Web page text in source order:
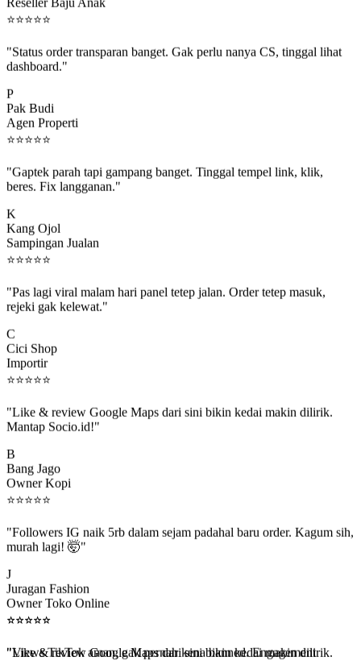
⭐⭐⭐⭐⭐
dashboard."
Pak Budi
Agen Properti
⭐⭐⭐⭐ ⭐
beres. Fix langganan."
Kang Ojol
Sampingan Jualan
⭐⭐⭐⭐⭐
rejeki gak kelewat."
Cici Shop
Importir
⭐⭐⭐⭐⭐
Mantap Socio.id!"
Bang Jago
Owner Kopi
⭐⭐⭐⭐ ⭐
murah lagi! 🤯"
Juragan Fashion
Owner Toko Online
⭐⭐⭐⭐ ⭐
beneran naik, algoritma suka."